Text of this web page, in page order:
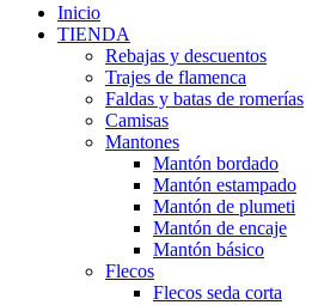
Inicio
TIENDA
Rebajas y descuentos
Trajes de flamenca
Faldas y batas de romerías
Camisas
Mantones
Mantón bordado
Mantón estampado
Mantón de plumeti
Mantón de encaje
Mantón básico
Flecos
Flecos seda corta